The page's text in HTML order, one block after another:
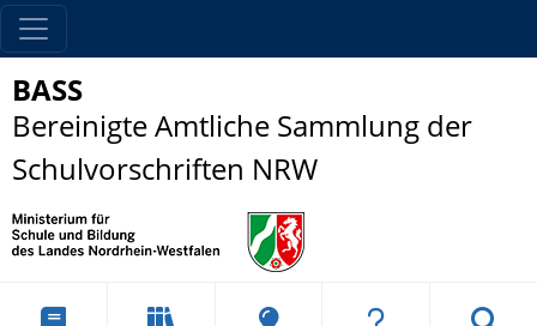
BASS
Bereinigte Amtliche Sammlung der
Schulvorschriften NRW